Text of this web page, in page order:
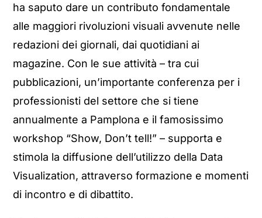
ha saputo dare un contributo fondamentale
alle maggiori rivoluzioni visuali avvenute nelle
redazioni dei giornali, dai quotidiani ai
magazine. Con le sue attività – tra cui
pubblicazioni, un’importante conferenza per i
professionisti del settore che si tiene
annualmente a Pamplona e il famosissimo
workshop “Show, Don’t tell!” – supporta e
stimola la diffusione dell’utilizzo della Data
Visualization, attraverso formazione e momenti
di incontro e di dibattito.